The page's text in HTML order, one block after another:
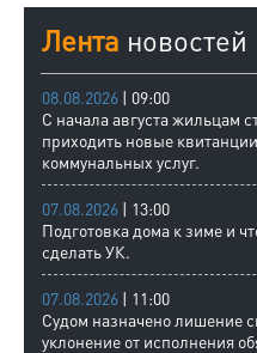
Лента новостей
08.08.2026 | 09:00
С начала августа жильцам
приходить новые
коммунальных услуг.
07.08.2026 | 13:00
Подготовка дома к зиме и
сделать УК.
07.08.2026 | 11:00
Судом назначено лишение
уклонение от исполнения